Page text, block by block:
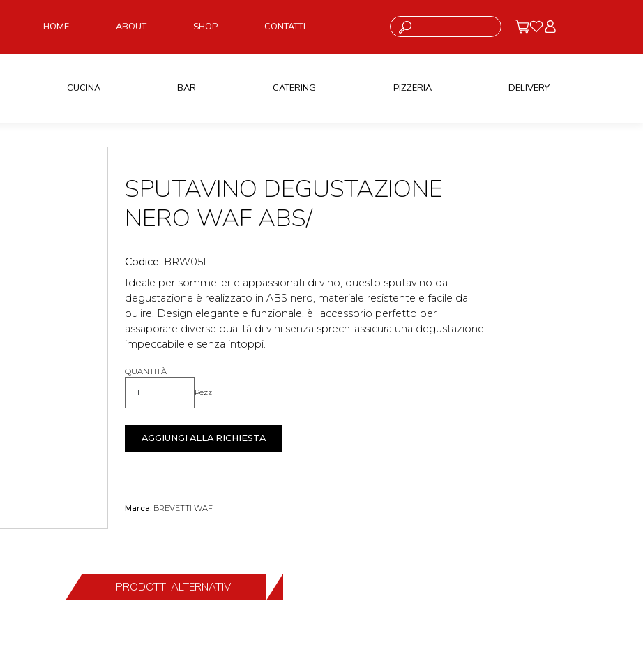
HOME ABOUT SHOP CONTATTI Cosa stai cercando?
CUCINA BAR CATERING PIZZERIA DELIVERY
SPUTAVINO DEGUSTAZIONE
NERO WAF ABS/
Codice: BRW051
Ideale per sommelier e appassionati di vino, questo sputavino da
degustazione è realizzato in ABS nero, materiale resistente e facile da
pulire. Design elegante e funzionale, è l'accessorio perfetto per
assaporare diverse qualità di vini senza sprechi.assicura una degustazione
impeccabile e senza intoppi.
QUANTITÀ
Quantità Pezzi
AGGIUNGI ALLA RICHIESTA
Marca: BREVETTI WAF
PRODOTTI ALTERNATIVI